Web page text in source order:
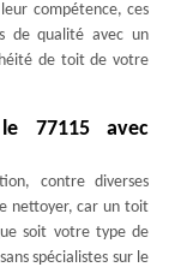
compétence, ces
de qualité avec un
de toit de votre
77115 avec
contre diverses
nettoyer, car un toit
soit votre type de
spécialistes sur le